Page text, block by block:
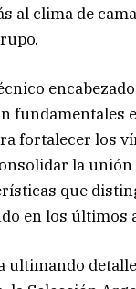
al clima de
fundamentales
fortalecer los
la unión
que
en los últimos
ultimando